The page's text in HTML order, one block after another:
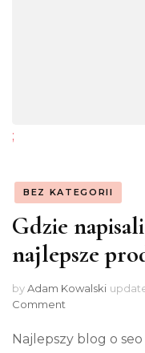
;
BEZ KATEGORII
Gdzie
najlepsze
byAdam Kowalski
Comment
napisali
Najlepszy blog o